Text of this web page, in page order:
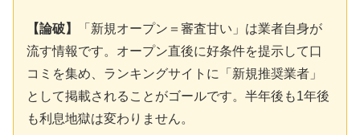
【論破】
「新規オープン＝審査甘い」は業者自身が
流す情報です。オープン直後に好条件を提示して口
コミを集め、ランキングサイトに「新規推奨業者」
として掲載されることがゴールです。半年後も1年後
も利息地獄は変わりません。